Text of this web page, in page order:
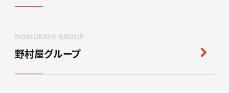
NOMURAYA GROUP
野村屋グループ